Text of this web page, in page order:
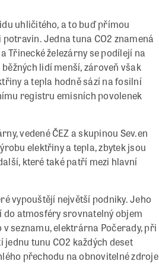
uhličitého, a to buď přímou
Jedna tuna CO2 znamená
Třinecké železárny se podílejí na
lidí menší, zároveň však
a tepla hodně sází na fosilní
registru emisních povolenek
vedené ČEZ a skupinou Sev.en
elektřiny a tepla, zbytek jsou
které také patří mezi hlavní
vypouštějí největší podniky. Jeho
atmosféry srovnatelný objem
seznamu, elektrárna Počerady, při
tunu CO2 každých deset
přechodu na obnovitelné zdroje